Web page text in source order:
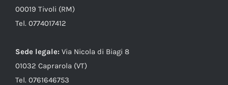
00019 Tivoli (RM)
Tel. 0774017412
Sede legale: Via Nicola di Biagi 8
01032 Caprarola (VT)
Tel. 0761646753